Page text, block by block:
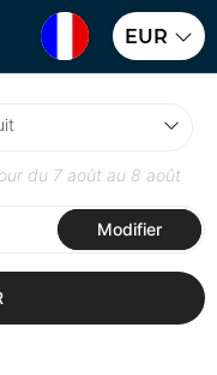
EUR
du 7 août au 8 août
Modifier